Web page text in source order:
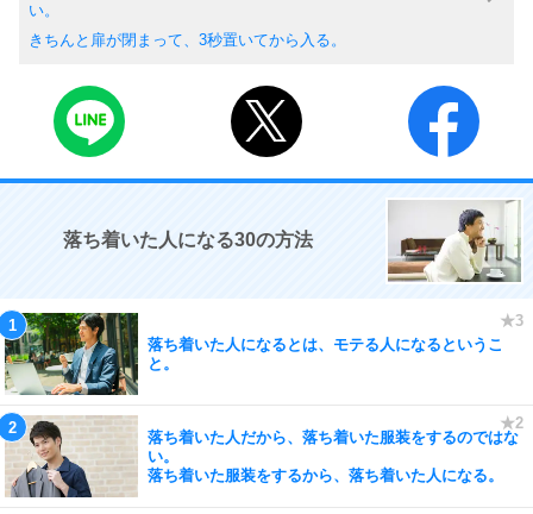
い。
きちんと扉が閉まって、3秒置いてから入る。
落ち着いた人になる30の方法
落ち着いた人になるとは、モテる人になるというこ
と。
落ち着いた人だから、落ち着いた服装をするのではな
い。
落ち着いた服装をするから、落ち着いた人になる。